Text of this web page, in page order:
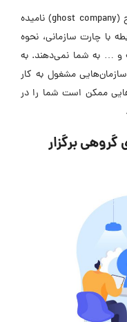
چنین شرکت‌هایی که اصطلاحا، شرکت روح (ghost company) نامیده
با چارت سازمانی، نحوه
و … به شما نمی‌دهند. به
مشغول به کار
ممکن است شما را در
برگزار